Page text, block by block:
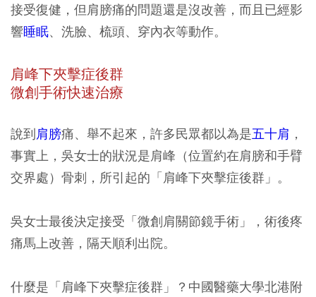
接受復健，但肩膀痛的問題還是沒改善，而且已經影
響睡眠、洗臉、梳頭、穿內衣等動作。
肩峰下夾擊症後群
微創手術快速治療
說到肩膀痛、舉不起來，許多民眾都以為是五十肩 ，
事實上，吳女士的狀況是肩峰（位置約在肩膀和手臂
交界處）骨刺，所引起的「肩峰下夾擊症後群」。
吳女士最後決定接受「微創肩關節鏡手術」，術後疼
痛馬上改善，隔天順利出院。
什麼是「肩峰下夾擊症後群」？中國醫藥大學北港附